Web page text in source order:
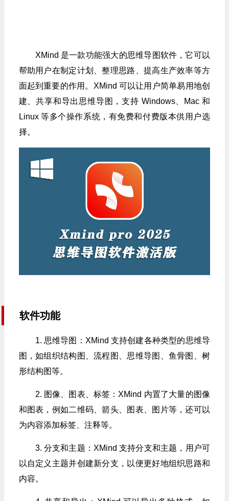
XMind 是一款功能强大的思维导图软件，它可以
帮助用户在制定计划、整理思路、提高生产效率等方
面起到重要的作用。XMind 可以让用户简单易用地创
建、共享和导出思维导图，支持 Windows、Mac 和
Linux 等多个操作系统，有免费和付费版本供用户选
择。
软件功能
1. 思维导图：XMind 支持创建各种类型的思维导
图，如组织结构图、流程图、思维导图、鱼骨图、树
形结构图等。
2. 图像、图表、标签：XMind 内置了大量的图像
和图表，例如二维码、箭头、图表、图片等，还可以
为内容添加标签、注释等。
3. 分支和主题：XMind 支持分支和主题，用户可
以自定义主题并创建新分支，以便更好地组织思路和
内容。